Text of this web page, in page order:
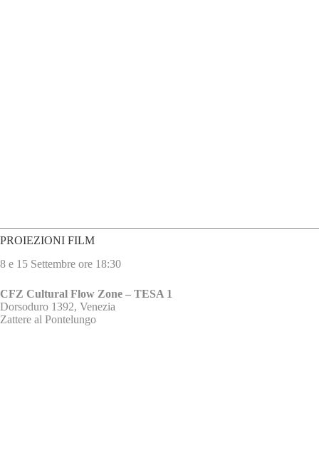
PROIEZIONI FILM
8 e 15 Settembre ore 18:30
CFZ Cultural Flow Zone – TESA 1
Dorsoduro 1392, Venezia
Zattere al Pontelungo